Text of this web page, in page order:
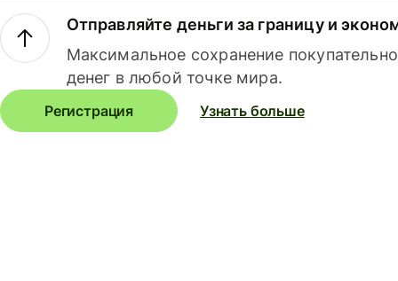
Отправляйте деньги за границу и
Максимальное сохранение
денег в любой точке мира.
Регистрация Узнать больше